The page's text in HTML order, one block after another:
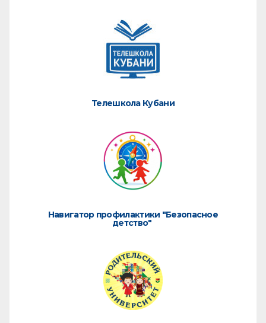
Телешкола Кубани
Навигатор профилактики "Безопасное
детство"